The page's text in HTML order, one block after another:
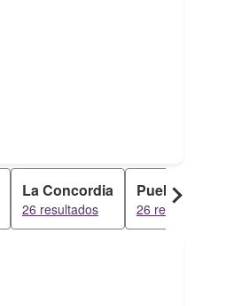
La Concordia
26 resultados
Pueblo
26 resultados